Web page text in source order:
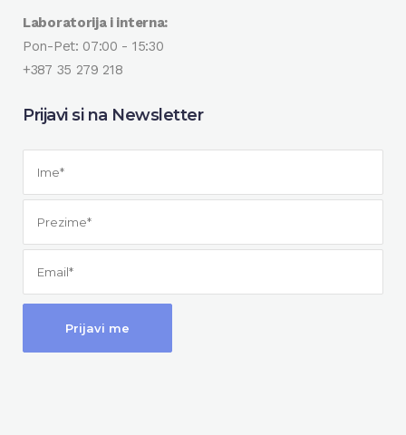
Laboratorija i interna:
Pon-Pet: 07:00 - 15:30
+387 35 279 218
Prijavi si na Newsletter